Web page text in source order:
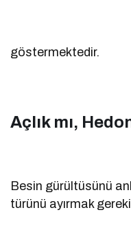
göstermektedir.
Açlık mı,
Besin gürültüsünü
türünü ayırmak